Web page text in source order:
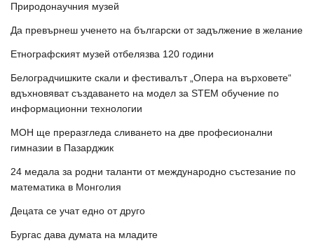
Природонаучния музей
Да превърнеш ученето на български от задължение в желание
Етнографският музей отбелязва 120 години
Белоградчишките скали и фестивалът „Опера на върховете“
вдъхновяват създаването на модел за STEM обучение по
информационни технологии
МОН ще преразгледа сливането на две професионални
гимназии в Пазарджик
24 медала за родни таланти от международно състезание по
математика в Монголия
Децата се учат едно от друго
Бургас дава думата на младите